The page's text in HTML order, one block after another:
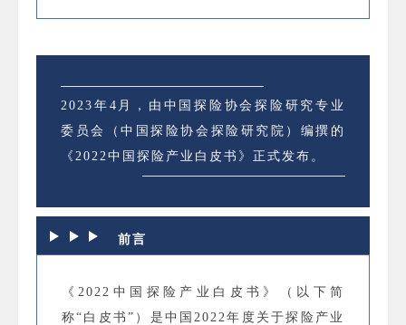
2023年4月，由中国探险协会探险研究专业
委员会（中国探险协会探险研究院）编撰的
《2022中国探险产业白皮书》正式发布。
前言
《2022中国探险产业白皮书》（以下简
称“白皮书”）是中国2022年度关于探险产业